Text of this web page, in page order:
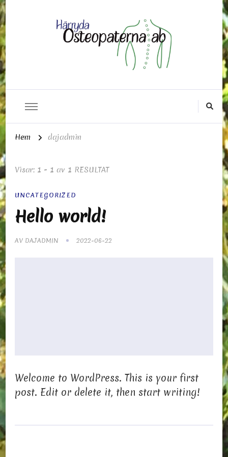
Hem dajadmin
Visar: 1 - 1 av 1 RESULTAT
UNCATEGORIZED
Hello world!
AV DAJADMIN 2022-06-22
Welcome to WordPress. This is your first
post. Edit or delete it, then start writing!